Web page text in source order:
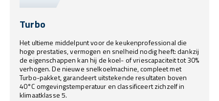
Turbo
Het ultieme middelpunt voor de keukenprofessional die
hoge prestaties, vermogen en snelheid nodig heeft: dankzij
de eigenschappen kan hij de koel- of vriescapaciteit tot 30%
verhogen. De nieuwe snelkoelmachine, compleet met
Turbo-pakket, garandeert uitstekende resultaten boven
40°C omgevingstemperatuur en classificeert zichzelf in
klimaatklasse 5.